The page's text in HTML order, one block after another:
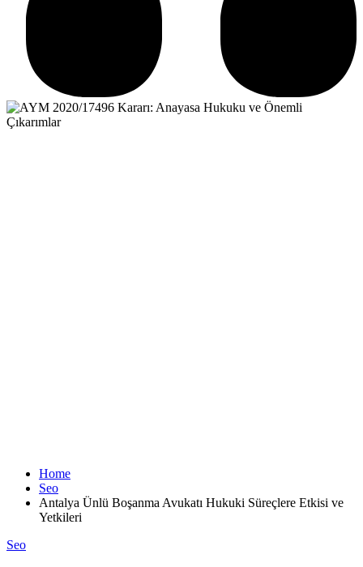
Home
Seo
Antalya Ünlü Boşanma Avukatı Hukuki Süreçlere Etkisi ve
Yetkileri
Seo